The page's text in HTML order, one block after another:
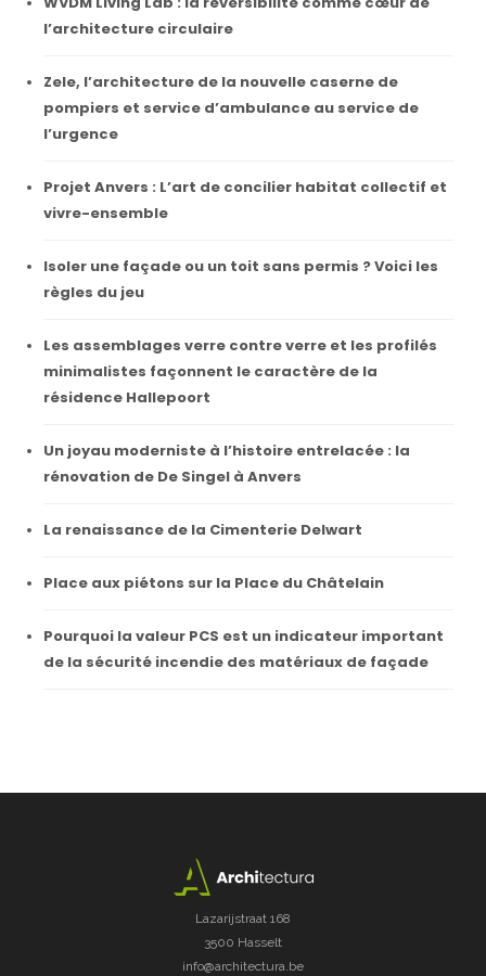
l’architecture circulaire
Zele, l’architecture de la nouvelle caserne de
pompiers et service d’ambulance au service de
l’urgence
Projet Anvers : L’art de concilier habitat collectif et
vivre-ensemble
Isoler une façade ou un toit sans permis ? Voici les
règles du jeu
Les assemblages verre contre verre et les profilés
minimalistes façonnent le caractère de la
résidence Hallepoort
Un joyau moderniste à l’histoire entrelacée : la
rénovation de De Singel à Anvers
La renaissance de la Cimenterie Delwart
Place aux piétons sur la Place du Châtelain
Pourquoi la valeur PCS est un indicateur important
de la sécurité incendie des matériaux de façade
Lazarijstraat 168
3500 Hasselt
info@architectura.be